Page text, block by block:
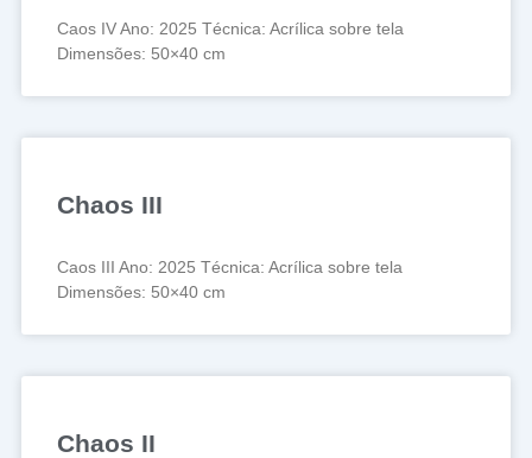
Caos IV Ano: 2025 Técnica: Acrílica sobre tela
Dimensões: 50×40 cm
Chaos III
Caos III Ano: 2025 Técnica: Acrílica sobre tela
Dimensões: 50×40 cm
Chaos II